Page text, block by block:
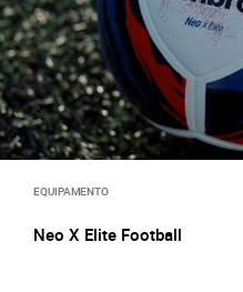
EQUIPAMENTO
Neo X Elite Football